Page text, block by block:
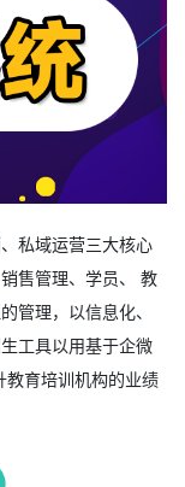
私域运营三大核心
售管理、学员、 教
管理，以信息化、
工具以用基于企微
育培训机构的业绩